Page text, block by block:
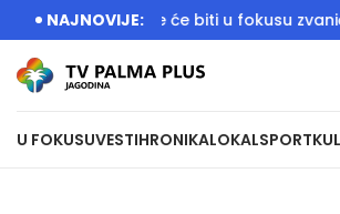
NAJNOVIJE:
koje će biti u fokusu zvaničnih
U FOKUSUVESTIHRONIKALOKALSPORT